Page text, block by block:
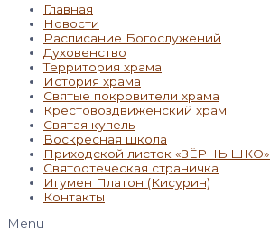
Главная
Новости
Расписание Богослужений
Духовенство
Территория храма
История храма
Святые покровители храма
Крестовоздвиженский храм
Святая купель
Воскресная школа
Приходской листок «ЗЁРНЫШКО»
Святоотеческая страничка
Игумен Платон (Кисурин)
Контакты
Menu